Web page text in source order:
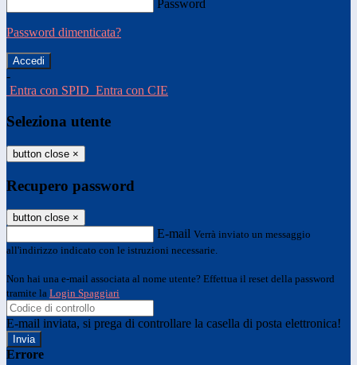
Password
Password dimenticata?
-
Entra con SPID Entra con CIE
Seleziona utente
button close ×
Recupero password
button close ×
E-mail Verrà inviato un messaggio
all'indirizzo indicato con le istruzioni necessarie.
Non hai una e-mail associata al nome utente? Effettua il reset della password
tramite la Login Spaggiari
E-mail inviata, si prega di controllare la casella di posta elettronica!
Errore